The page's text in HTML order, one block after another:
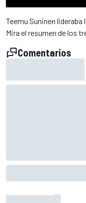
Teemu Suninen
Mira el resumen de los
Comentarios